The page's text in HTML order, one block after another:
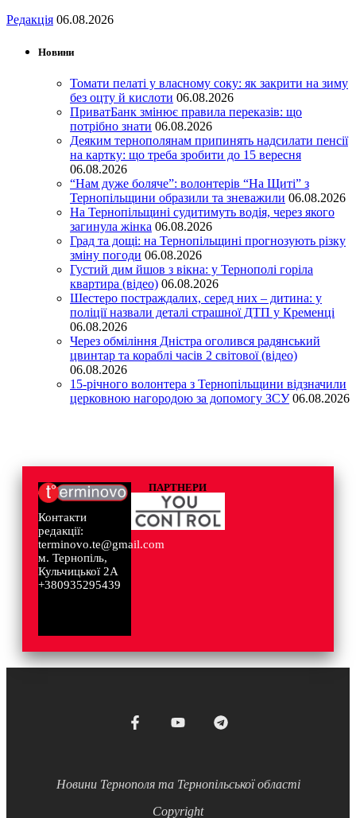
Редакція 06.08.2026
Новини
Томати пелаті у власному соку: як закрити на зиму
без оцту й кислоти 06.08.2026
ПриватБанк змінює правила переказів: що
потрібно знати 06.08.2026
Деяким тернополянам припинять надсилати пенсії
на картку: що треба зробити до 15 вересня
06.08.2026
“Нам дуже боляче”: волонтерів “На Щиті” з
Тернопільщини образили та зневажили 06.08.2026
На Тернопільщині судитимуть водія, через якого
загинула жінка 06.08.2026
Град та дощі: на Тернопільщині прогнозують різку
зміну погоди 06.08.2026
Густий дим йшов з вікна: у Тернополі горіла
квартира (відео) 06.08.2026
Шестеро постраждалих, серед них – дитина: у
поліції назвали деталі страшної ДТП у Кременці
06.08.2026
Через обміління Дністра оголився радянський
цвинтар та кораблі часів 2 світової (відео)
06.08.2026
15-річного волонтера з Тернопільщини відзначили
церковною нагородою за допомогу ЗСУ 06.08.2026
Контакти
редакції:
terminovo.te@gmail.com
м. Тернопіль,
Кульчицької 2А
+380935295439
ПАРТНЕРИ
Новини Тернополя та Тернопільської області
Copyright